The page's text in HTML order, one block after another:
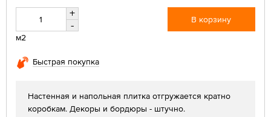
+
-
м2
В корзину
Быстрая покупка
Настенная и напольная плитка отгружается кратно
коробкам. Декоры и бордюры - штучно.